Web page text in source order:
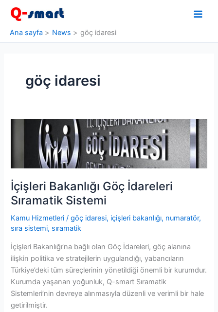
İçeriğe
atla
Ana sayfa
News göç idaresi
göç idaresi
İçişleri Bakanlığı Göç İdareleri
Sıramatik Sistemi
Kamu Hizmetleri /göç idaresi, içişleri bakanlığı, numaratör,
sıra sistemi, sıramatik
İçişleri Bakanlığı’na bağlı olan Göç İdareleri, göç alanına
ilişkin politika ve stratejilerin uygulandığı, yabancıların
Türkiye’deki tüm süreçlerinin yönetildiği önemli bir kurumdur.
Kurumda yaşanan yoğunluk, Q-smart Sıramatik
Sistemleri’nin devreye alınmasıyla düzenli ve verimli bir hale
getirilmiştir.